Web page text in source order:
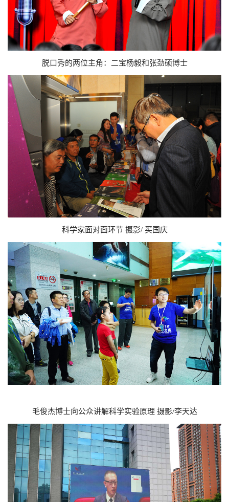
脱口秀的两位主角：二宝杨毅和张劲硕博士
科学家面对面环节 摄影/ 买国庆
毛俊杰博士向公众讲解科学实验原理 摄影/李天达